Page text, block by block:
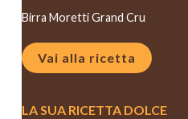
Birra Moretti Grand Cru
Vai alla ricetta
LA SUA RICETTA DOLCE